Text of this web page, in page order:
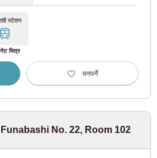
स्टेशन
भित्र
मनपर्ने
No. 22, Room 102
(15)
लाइन
(46)
(31)
र्योकुची लाइन (18)